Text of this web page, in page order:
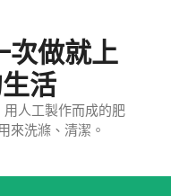
次做就上
活
人工製作而成的肥
來洗滌、清潔。